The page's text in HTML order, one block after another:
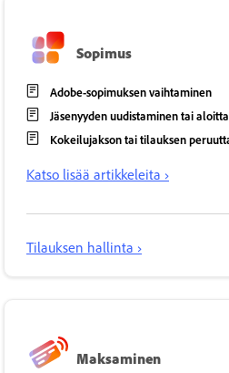
Sopimus
Adobe-sopimuksen vaihtaminen
Jäsenyyden uudistaminen tai
Kokeilujakson tai tilauksen
Katso lisää artikkeleita ›
Tilauksen hallinta ›
Maksaminen